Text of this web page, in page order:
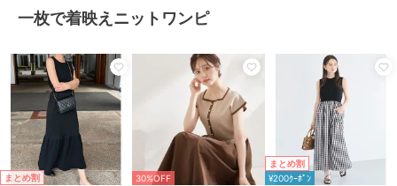
一枚で着映えニットワンピ
まとめ割 30%OFF
まとめ割
¥200ｸｰﾎﾟﾝ